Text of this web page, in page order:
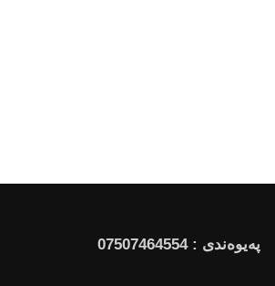
پەیوەندی : 07507464554